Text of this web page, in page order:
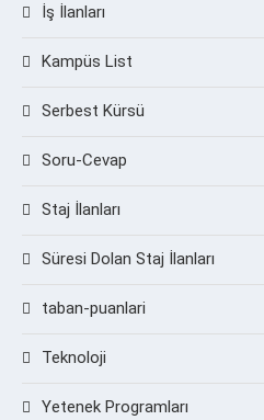
İş İlanları
Kampüs List
Serbest Kürsü
Soru-Cevap
Staj İlanları
Süresi Dolan Staj İlanları
taban-puanlari
Teknoloji
Yetenek Programları